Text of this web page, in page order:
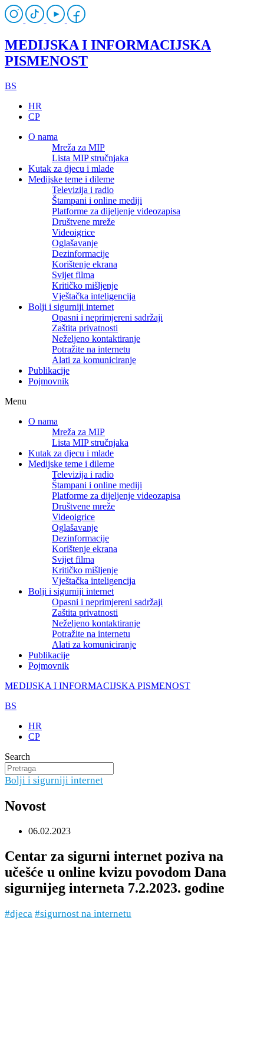
MEDIJSKA I INFORMACIJSKA
PISMENOST
BS
HR
CP
O nama
Mreža za MIP
Lista MIP stručnjaka
Kutak za djecu i mlade
Medijske teme i dileme
Televizija i radio
Štampani i online mediji
Platforme za dijeljenje videozapisa
Društvene mreže
Videoigrice
Oglašavanje
Dezinformacije
Korištenje ekrana
Svijet filma
Kritičko mišljenje
Vještačka inteligencija
Bolji i sigurniji internet
Opasni i neprimjereni sadržaji
Zaštita privatnosti
Neželjeno kontaktiranje
Potražite na internetu
Alati za komuniciranje
Publikacije
Pojmovnik
Menu
O nama
Mreža za MIP
Lista MIP stručnjaka
Kutak za djecu i mlade
Medijske teme i dileme
Televizija i radio
Štampani i online mediji
Platforme za dijeljenje videozapisa
Društvene mreže
Videoigrice
Oglašavanje
Dezinformacije
Korištenje ekrana
Svijet filma
Kritičko mišljenje
Vještačka inteligencija
Bolji i sigurniji internet
Opasni i neprimjereni sadržaji
Zaštita privatnosti
Neželjeno kontaktiranje
Potražite na internetu
Alati za komuniciranje
Publikacije
Pojmovnik
MEDIJSKA I INFORMACIJSKA PISMENOST
BS
HR
CP
Search
Bolji i sigurniji internet
Novost
06.02.2023
Centar za sigurni internet poziva na
učešće u online kvizu povodom Dana
sigurnijeg interneta 7.2.2023. godine
#djeca #sigurnost na internetu